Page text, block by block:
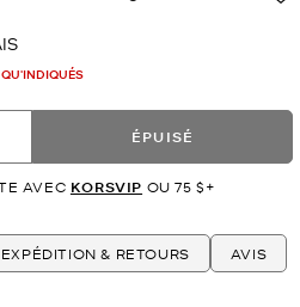
ÉPUISÉ
AVEC KORSVIP OU 75 $+
EXPÉDITION & RETOURS AVIS